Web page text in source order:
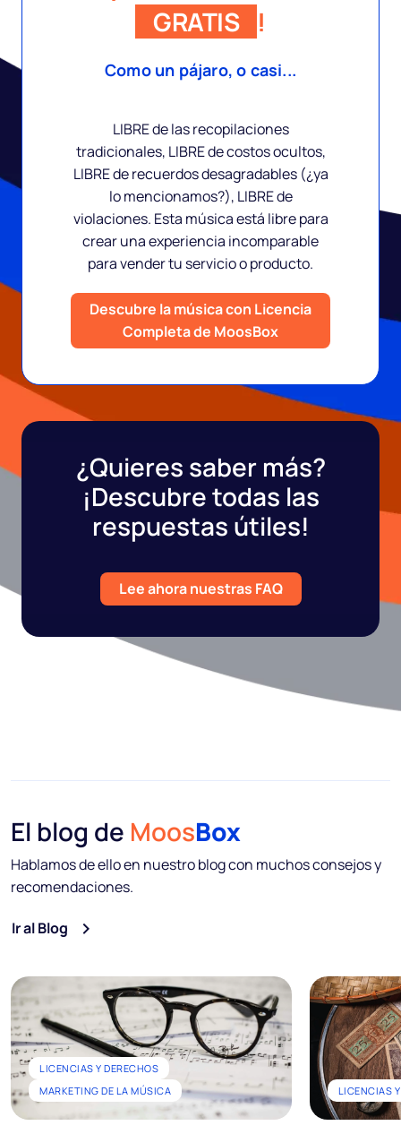
GRATIS !
Como un pájaro, o casi...
LIBRE de las recopilaciones
tradicionales, LIBRE de costos ocultos,
LIBRE de recuerdos desagradables (¿ya
lo mencionamos?), LIBRE de
violaciones. Esta música está libre para
crear una experiencia incomparable
para vender tu servicio o producto.
Descubre la música con Licencia
Completa de MoosBox
¿Quieres saber más?
¡Descubre todas las
respuestas útiles!
Lee ahora nuestras FAQ
El blog de MoosBox
Hablamos de ello en nuestro blog con muchos consejos y
recomendaciones.
Ir al Blog
LICENCIAS Y DERECHOS
MARKETING DE LA MÚSICA
LICENCIAS